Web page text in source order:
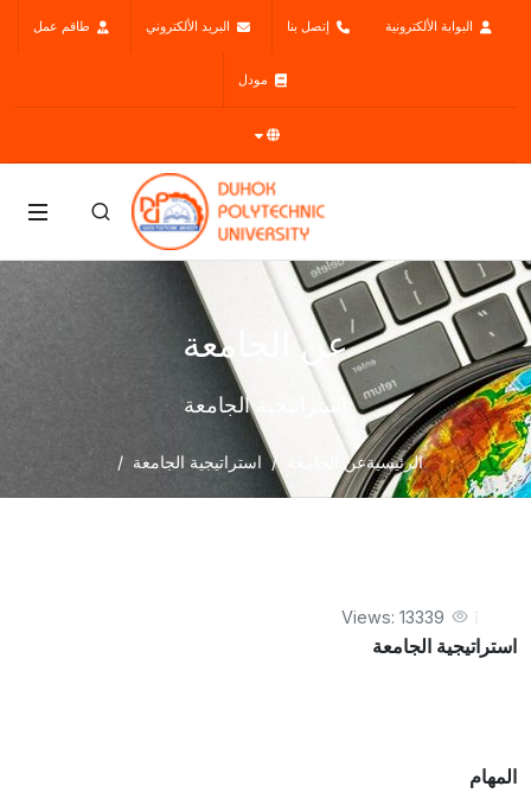
البوابة الألكترونية إتصل بنا البريد الألكتروني طاقم عمل
مودل
عن الجامعة
استراتيجية الجامعة
الرئيسيةعن الجامعة استراتيجية الجامعة
Views: 13339
استراتيجية الجامعة
المهام